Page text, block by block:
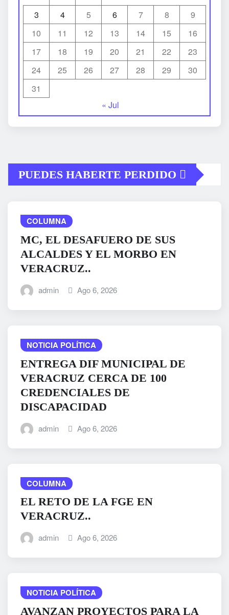
3
4 5 6 7 8
9
10
11 12 13 14 15
16
17
18 19 20 21 22
23
24
25 26 27 28 29
30
31
« Jul
PUEDES HABERTE PERDIDO
COLUMNA
MC, EL DESAFUERO DE SUS
ALCALDES Y EL MORBO EN
VERACRUZ..
admin Ago 6, 2026
NOTICIA POLÍTICA
ENTREGA DIF MUNICIPAL DE
VERACRUZ CERCA DE 100
CREDENCIALES DE
DISCAPACIDAD
admin Ago 6, 2026
COLUMNA
EL RETO DE LA FGE EN
VERACRUZ..
admin Ago 6, 2026
NOTICIA POLÍTICA
AVANZAN PROYECTOS PARA LA